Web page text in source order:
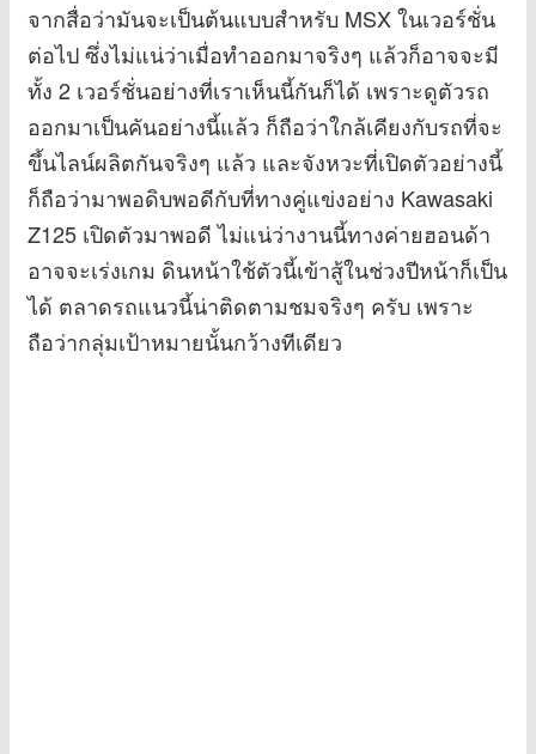
จากสื่อว่ามันจะเป็นต้นแบบสำหรับ MSX ในเวอร์ชั่น
ต่อไป ซึ่งไม่แน่ว่าเมื่อทำออกมาจริงๆ แล้วก็อาจจะมี
ทั้ง 2 เวอร์ชั่นอย่างที่เราเห็นนี้กันก็ได้ เพราะดูตัวรถ
ออกมาเป็นคันอย่างนี้แล้ว ก็ถือว่าใกล้เคียงกับรถที่จะ
ขึ้นไลน์ผลิตกันจริงๆ แล้ว และจังหวะที่เปิดตัวอย่างนี้
ก็ถือว่ามาพอดิบพอดีกับที่ทางคู่แข่งอย่าง Kawasaki
Z125 เปิดตัวมาพอดี ไม่แน่ว่างานนี้ทางค่ายฮอนด้า
อาจจะเร่งเกม ดินหน้าใช้ตัวนี้เข้าสู้ในช่วงปีหน้าก็เป็น
ได้ ตลาดรถแนวนี้น่าติดตามชมจริงๆ ครับ เพราะ
ถือว่ากลุ่มเป้าหมายนั้นกว้างทีเดียว